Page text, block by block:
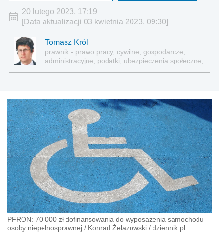
20 lutego 2023, 17:19
[Data aktualizacji 03 kwietnia 2023, 09:30]
Tomasz Król
prawnik - prawo pracy, cywilne, gospodarcze,
administracyjne, podatki, ubezpieczenia społeczne,
PFRON: 70 000 zł dofinansowania do wyposażenia samochodu
osoby niepełnosprawnej / Konrad Żelazowski / dziennik.pl